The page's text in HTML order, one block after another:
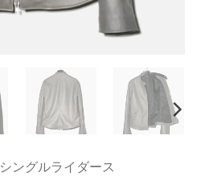
シングルライダース